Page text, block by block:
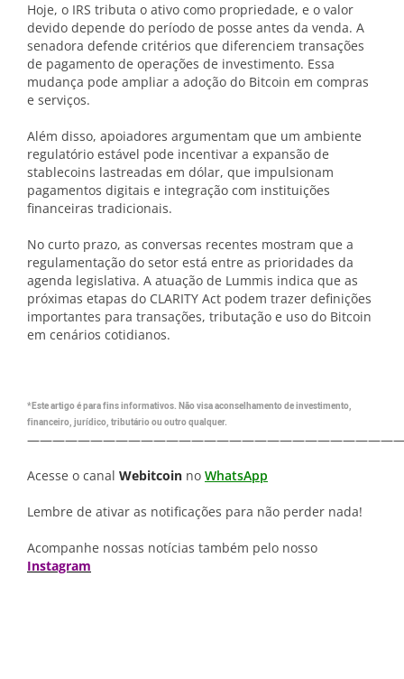
Hoje, o IRS tributa o ativo como propriedade, e o valor
devido depende do período de posse antes da venda. A
senadora defende critérios que diferenciem transações
de pagamento de operações de investimento. Essa
mudança pode ampliar a adoção do Bitcoin em compras
e serviços.
Além disso, apoiadores argumentam que um ambiente
regulatório estável pode incentivar a expansão de
stablecoins lastreadas em dólar, que impulsionam
pagamentos digitais e integração com instituições
financeiras tradicionais.
No curto prazo, as conversas recentes mostram que a
regulamentação do setor está entre as prioridades da
agenda legislativa. A atuação de Lummis indica que as
próximas etapas do CLARITY Act podem trazer definições
importantes para transações, tributação e uso do Bitcoin
em cenários cotidianos.
*Este artigo é para fins informativos. Não visa aconselhamento de investimento,
financeiro, jurídico, tributário ou outro qualquer.
Acesse o canal Webitcoin no WhatsApp
Lembre de ativar as notificações para não perder nada!
Acompanhe nossas notícias também pelo nosso
Instagram